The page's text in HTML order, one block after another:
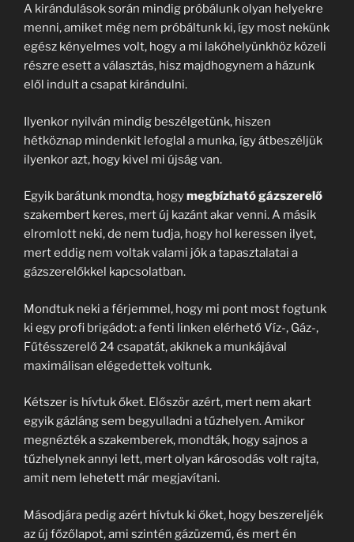
A kirándulások során mindig próbálunk olyan helyekre
menni, amiket még nem próbáltunk ki, így most nekünk
egész kényelmes volt, hogy a mi lakóhelyünkhöz közeli
részre esett a választás, hisz majdhogynem a házunk
elől indult a csapat kirándulni.
Ilyenkor nyilván mindig beszélgetünk, hiszen
hétköznap mindenkit lefoglal a munka, így átbeszéljük
ilyenkor azt, hogy kivel mi újság van.
Egyik barátunk mondta, hogymegbízható gázszerelő
szakembert keres, mert új kazánt akar venni. A másik
elromlott neki, de nem tudja, hogy hol keressen ilyet,
mert eddig nem voltak valami jók a tapasztalatai a
gázszerelőkkel kapcsolatban.
Mondtuk neki a férjemmel, hogy mi pont most fogtunk
ki egy profi brigádot: a fenti linken elérhető Víz-, Gáz-,
Fűtésszerelő 24 csapatát, akiknek a munkájával
maximálisan elégedettek voltunk.
Kétszer is hívtuk őket. Először azért, mert nem akart
egyik gázláng sem begyulladni a tűzhelyen. Amikor
megnézték a szakemberek, mondták, hogy sajnos a
tűzhelynek annyi lett, mert olyan károsodás volt rajta,
amit nem lehetett már megjavítani.
Másodjára pedig azért hívtuk ki őket, hogy beszereljék
az új főzőlapot, ami szintén gázüzemű, és mert én